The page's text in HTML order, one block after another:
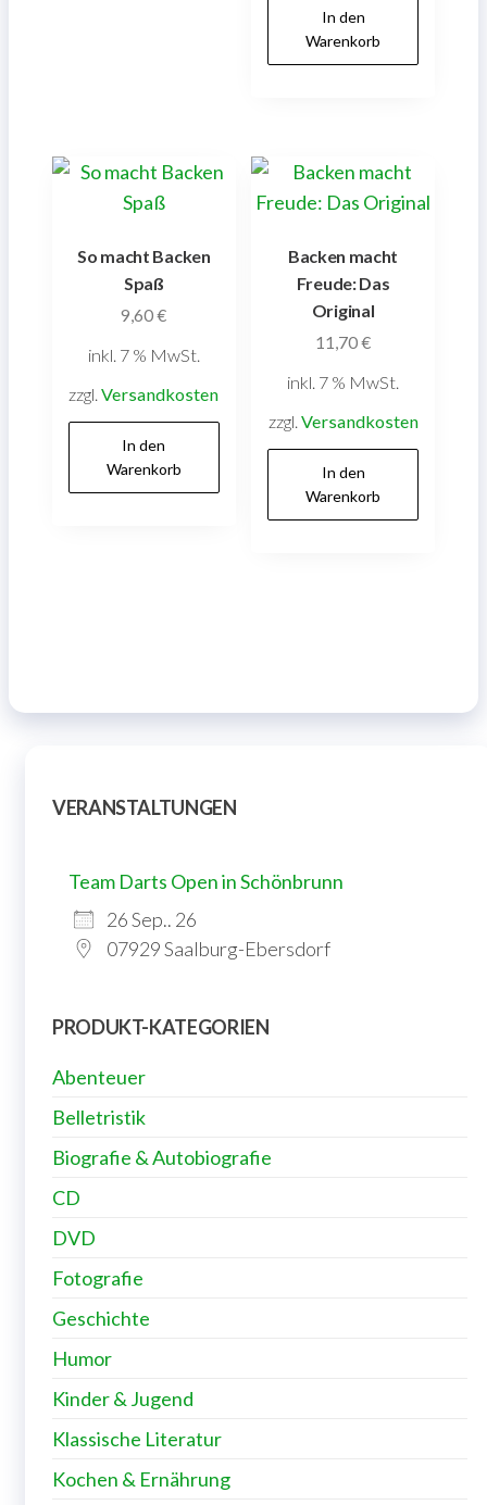
In den
Warenkorb
So macht Backen
Spaß
9,60€
inkl. 7 % MwSt.
zzgl.Versandkosten
In den
Warenkorb
Backen macht
Freude: Das
Original
11,70€
inkl. 7 % MwSt.
zzgl. Versandkosten
In den
Warenkorb
VERANSTALTUNGEN
Team Darts Open in Schönbrunn
26 Sep.. 26
07929 Saalburg-Ebersdorf
PRODUKT-KATEGORIEN
Abenteuer
Belletristik
Biografie & Autobiografie
CD
DVD
Fotografie
Geschichte
Humor
Kinder & Jugend
Klassische Literatur
Kochen & Ernährung